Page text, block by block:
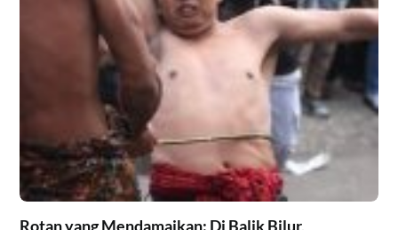
Rotan yang Mendamaikan: Di Balik Bilur,